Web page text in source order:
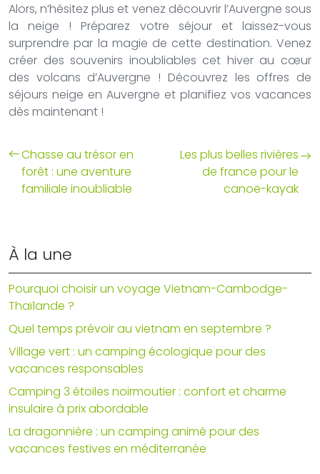
Alors, n’hésitez plus et venez découvrir l’Auvergne sous
la neige ! Préparez votre séjour et laissez-vous
surprendre par la magie de cette destination. Venez
créer des souvenirs inoubliables cet hiver au cœur
des volcans d’Auvergne ! Découvrez les offres de
séjours neige en Auvergne et planifiez vos vacances
dès maintenant !
Chasse au trésor en
forêt : une aventure
familiale inoubliable
Les plus belles rivières
de france pour le
canoë-kayak
À la une
Pourquoi choisir un voyage Vietnam-Cambodge-
Thaïlande ?
Quel temps prévoir au vietnam en septembre ?
Village vert : un camping écologique pour des
vacances responsables
Camping 3 étoiles noirmoutier : confort et charme
insulaire à prix abordable
La dragonnière : un camping animé pour des
vacances festives en méditerranée